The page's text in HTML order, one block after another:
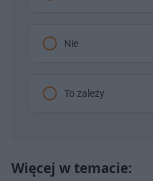
Nie
To zależy